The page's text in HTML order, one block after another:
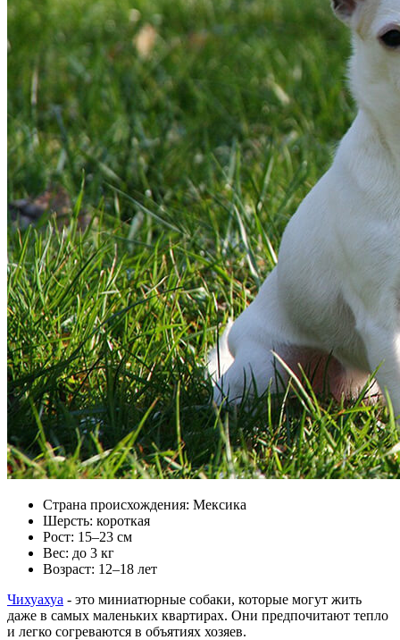
Страна происхождения: Мексика
Шерсть: короткая
Рост: 15–23 см
Вес: до 3 кг
Возраст: 12–18 лет
Чихуахуа - это миниатюрные собаки, которые могут жить
даже в самых маленьких квартирах. Они предпочитают тепло
и легко согреваются в объятиях хозяев.